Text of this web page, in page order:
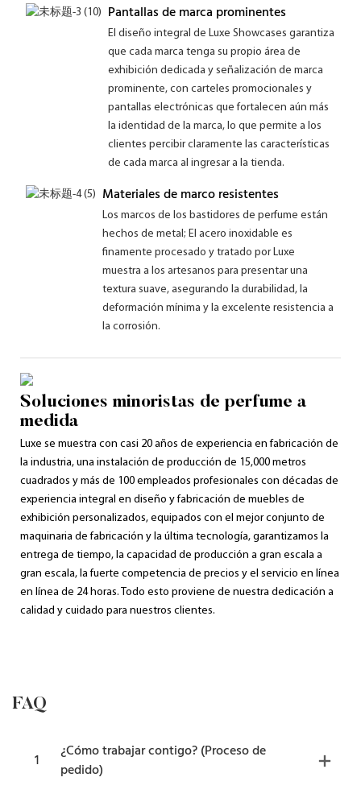
Pantallas de marca prominentes
El diseño integral de Luxe Showcases garantiza
que cada marca tenga su propio área de
exhibición dedicada y señalización de marca
prominente, con carteles promocionales y
pantallas electrónicas que fortalecen aún más
la identidad de la marca, lo que permite a los
clientes percibir claramente las características
de cada marca al ingresar a la tienda.
Materiales de marco resistentes
Los marcos de los bastidores de perfume están
hechos de metal; El acero inoxidable es
finamente procesado y tratado por Luxe
muestra a los artesanos para presentar una
textura suave, asegurando la durabilidad, la
deformación mínima y la excelente resistencia a
la corrosión.
Soluciones minoristas de perfume a
medida
Luxe se muestra con casi 20 años de experiencia en fabricación de
la industria, una instalación de producción de 15,000 metros
cuadrados y más de 100 empleados profesionales con décadas de
experiencia integral en diseño y fabricación de muebles de
exhibición personalizados, equipados con el mejor conjunto de
maquinaria de fabricación y la última tecnología, garantizamos la
entrega de tiempo, la capacidad de producción a gran escala a
gran escala, la fuerte competencia de precios y el servicio en línea
en línea de 24 horas. Todo esto proviene de nuestra dedicación a
calidad y cuidado para nuestros clientes.
FAQ
1
¿Cómo trabajar contigo? (Proceso de
pedido)